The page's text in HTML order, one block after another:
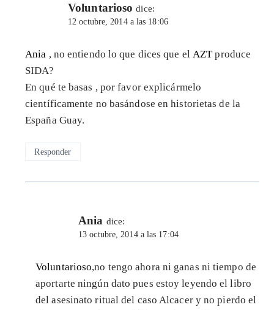
Voluntarioso dice:
12 octubre, 2014 a las 18:06
Ania , no entiendo lo que dices que el AZTproduce
SIDA?
En qué te basas , por favor explicármelo
científicamente no basándose en historietas de la
España Guay.
Responder
Ania dice:
13 octubre, 2014 a las 17:04
Voluntarioso,no tengo ahora ni ganas ni tiempo de
aportarte ningún dato pues estoy leyendo el libro
del asesinato ritual del caso Alcacer y no pierdo el